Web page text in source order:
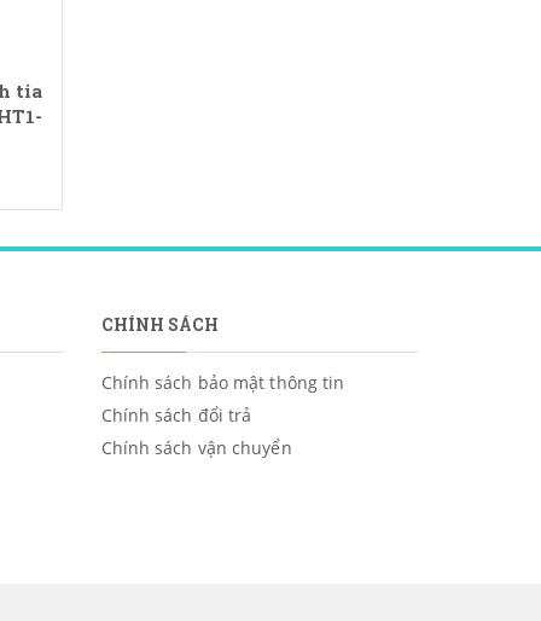
tia
CHÍNH SÁCH
Chính sách bảo mật thông tin
Chính sách đổi trả
Chính sách vận chuyển